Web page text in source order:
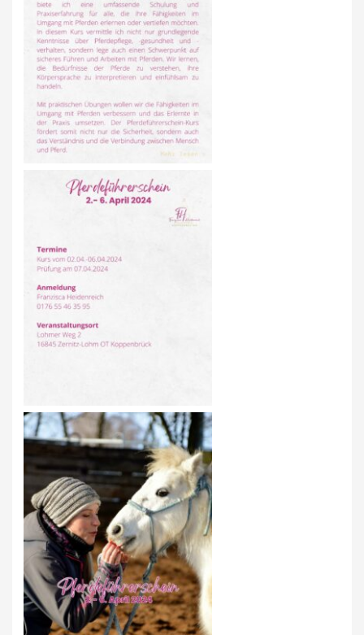
KIDS CLUB
AUSSCHREIBUNGEN
MITGLIED WERDEN
KONTAKT
IMPRESSUM
DATENSCHUTZ
SATZUNG/RECHTSORDNUNG
SPONSOR WERDEN
AUS- UND FORTBILDUNG
WESTERN-REITABZEICHEN
TRAINERAUSBILDUNG
EWU-SHOP
LOGIN